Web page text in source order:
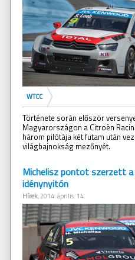
WTCC
Története során először
Magyarországon a Citroën
három pilótája két futam után
világbajnokság mezőnyét.
Michelisz pontot szerzett a
idénynyitón
Hírek, 2014. április. 14.